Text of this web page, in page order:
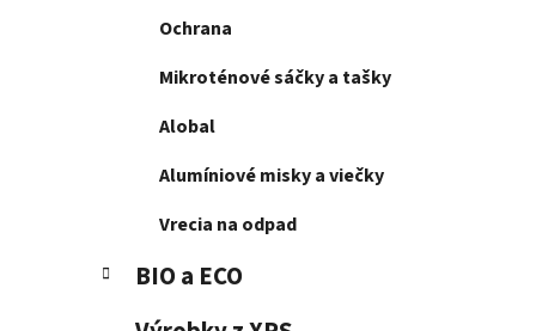
Ochrana
Mikroténové sáčky a tašky
Alobal
Alumíniové misky a viečky
Vrecia na odpad
BIO a ECO